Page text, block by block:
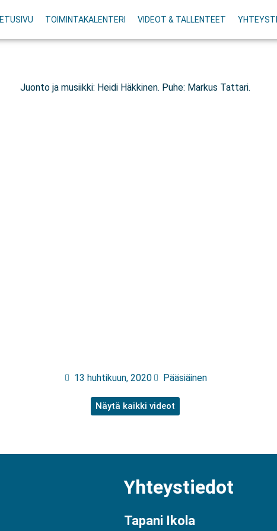
ETUSIVU TOIMINTAKALENTERI VIDEOT & TALLENTEET
Juonto ja musiikki: Heidi Häkkinen. Puhe: Markus Tattari.
13 huhtikuun, 2020 Pääsiäinen
Näytä kaikki videot
Yhteystiedot
Tapani Ikola